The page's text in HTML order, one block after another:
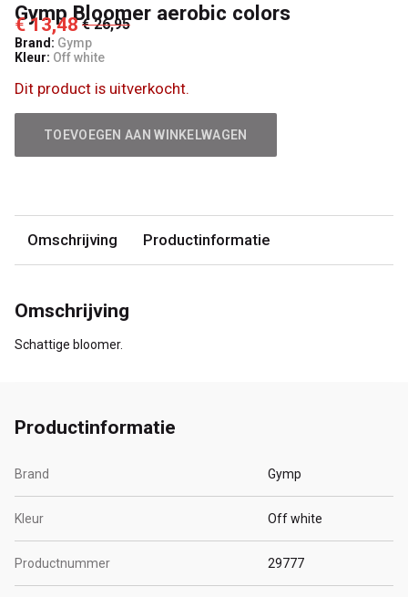
Gymp Bloomer aerobic colors
€ 13,48 € 26,95
Brand: Gymp
Kleur: Off white
Dit product is uitverkocht.
TOEVOEGEN AAN WINKELWAGEN
Omschrijving Productinformatie
Omschrijving
Schattige bloomer.
Productinformatie
Brand Gymp
Kleur Off white
Productnummer 29777